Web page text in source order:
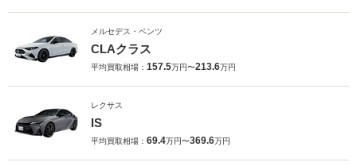
メルセデス・ベンツ
CLAクラス
平均買取相場： 157.5万円〜213.6万円
レクサス
IS
平均買取相場： 69.4万円〜369.6万円